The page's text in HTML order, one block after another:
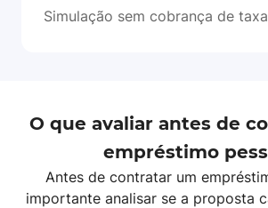
Simulação sem cobrança de
O que avaliar antes de
empréstimo
Antes de contratar um
importante analisar se a proposta